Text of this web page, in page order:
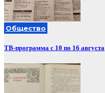
Общество
ТВ-программа с 10 по 16 августа